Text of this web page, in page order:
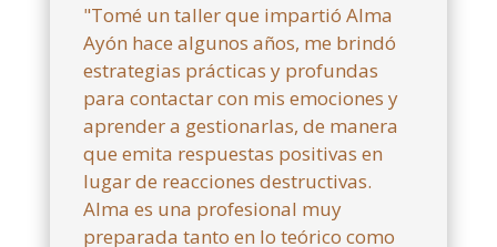
"Tomé un taller que impartió Alma
Ayón hace algunos años, me brindó
estrategias prácticas y profundas
para contactar con mis emociones y
aprender a gestionarlas, de manera
que emita respuestas positivas en
lugar de reacciones destructivas.
Alma es una profesional muy
preparada tanto en lo teórico como